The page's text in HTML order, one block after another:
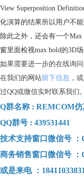
View Superposition
化演算的结果所以用户不能
除此之外，还会有一个Max
窗里面检视max hold 的3D
如果需要进一步的在线询
在我们的网站留下信息 ，
过QQ或微信实时联系我们。
Q群名称 : REMCOM仿
QQ群号 : 439531441
技术支持窗口微信号 ：
商务销售窗口微信号 ：
或是来电 ：